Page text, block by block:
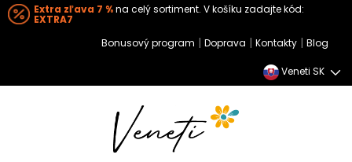
Extra zľava 7 %na celý sortiment. V košíku zadajte kód:
EXTRA7
Bonusový program | Doprava | Kontakty | Blog
Veneti SK